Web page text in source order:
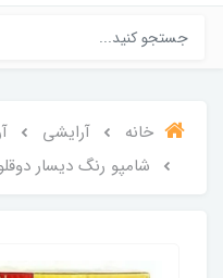
خانه آرایشی
شامپو رنگ دیسار دوقلو